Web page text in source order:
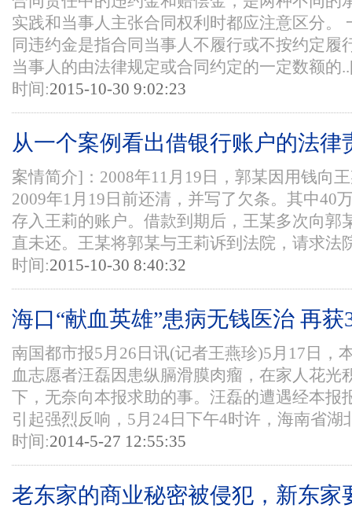
实践和当事人主张合同权利时都应注意区分。
同违约金是指合同当事人不履行或不按约定履
当事人的由法律规定或合同约定的一定数额的
时间:2015-10-30 9:02:23
从一个案例看出借银行账户的法律
案情简介]：2008年11月19日，郭某因用钱向
2009年1月19日前还清，并写了欠条。其中40
存入王莉的账户。借款到期后，王某多次向郭
直未还。王某将郭某与王莉诉到法院，请求法
时间:2015-10-30 8:40:32
海口“献血英雄”患病无钱医治 再获
南国都市报5月26日讯(记者王燕珍)5月17日，
血志愿者汪磊因患纵膈滑膜肉瘤，在家人花光
下，无奈向本报求助的事。汪磊的遭遇经本报
引起强烈反响，5月24日下午4时许，海南省湖
时间:2014-5-27 12:55:35
老东家的商业秘密被侵犯，新东家